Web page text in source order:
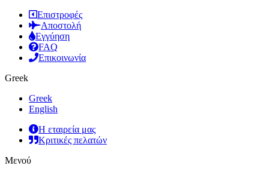
Επιστροφές
Αποστολή
Εγγύηση
FAQ
Επικοινωνία
Greek
Greek
English
Η εταιρεία μας
Κριτικές πελατών
Μενού